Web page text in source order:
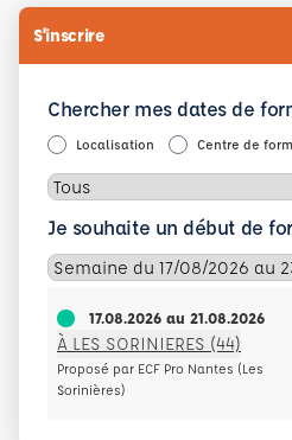
S'inscrire
Chercher mes dates de
Localisation Centre de
Je souhaite un début de
17.08.2026 au 21.08.2026
À LES SORINIERES (44)
Proposé par ECF Pro Nantes (Les
Sorinières)